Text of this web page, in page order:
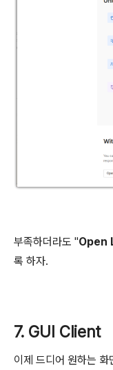
부족하더라도 "Open
록 하자.
7. GUI Client
이제 드디어 원하는 화